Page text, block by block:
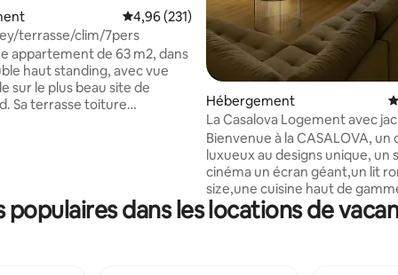
base de 144 commentaires : 4,92 sur 5
Évaluation moyenne sur la base de 231
4,96 (231)
terrasse/clim/7pers
appartement de 63 m2, dans
haut standing, avec vue
sur le plus beau site de
Sa terrasse toiture
de très grande qualité
prestations haut de gamme
Hébergement
La Casalova Logement avec
grand écran
Bienvenue à la CASALOVA, un
luxueux au designs unique, un salon
cinéma un écran géant,un lit
size,une cuisine haut de
marbre, une salle de bain digne
avec jacuzzi deux personnes
dans les locations de